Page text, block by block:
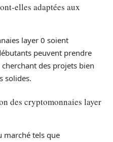
elles adaptées aux
layer 0 soient
peuvent prendre
des projets bien
solides.
des cryptomonnaies layer
marché tels que